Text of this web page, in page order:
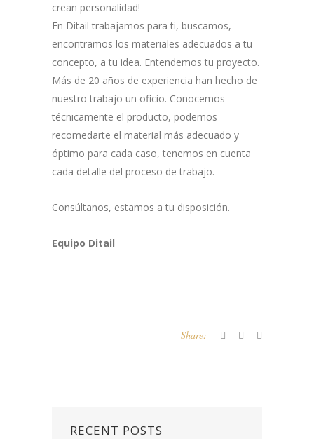
crean personalidad!
En Ditail trabajamos para ti, buscamos,
encontramos los materiales adecuados a tu
concepto, a tu idea. Entendemos tu proyecto.
Más de 20 años de experiencia han hecho de
nuestro trabajo un oficio. Conocemos
técnicamente el producto, podemos
recomedarte el material más adecuado y
óptimo para cada caso, tenemos en cuenta
cada detalle del proceso de trabajo.
Consúltanos, estamos a tu disposición.
Equipo Ditail
Share:
RECENT POSTS